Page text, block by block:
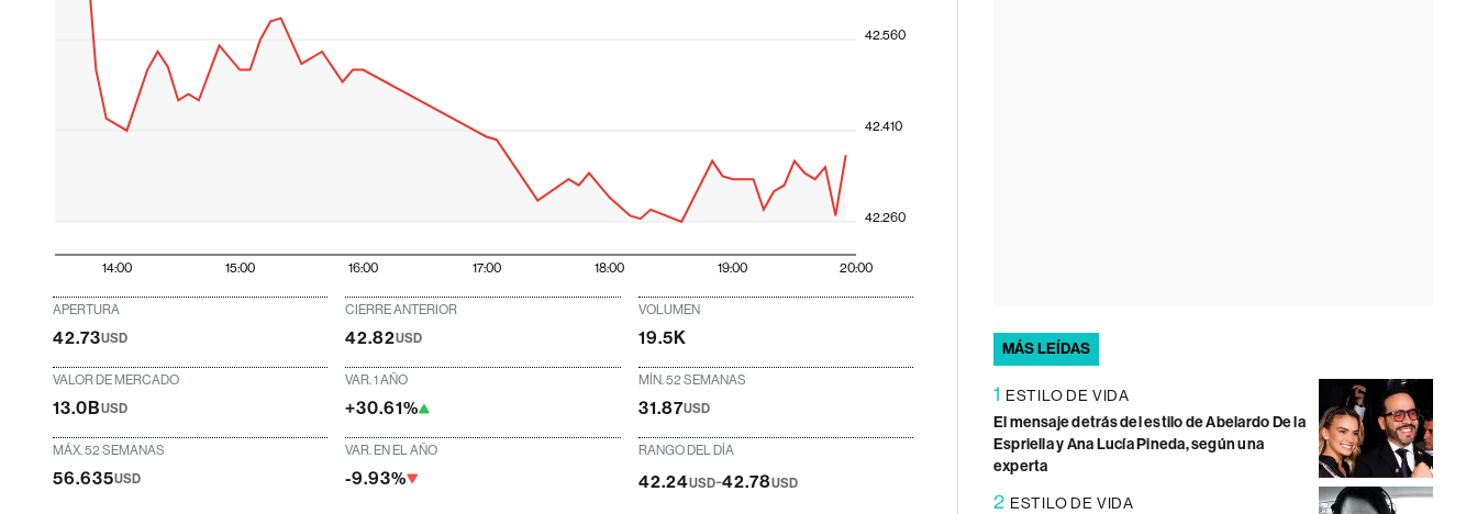
14:00 15:00 16:00 17:00 18:00 19:00 20:00
42.260
42.410
42.560
APERTURA
42.73USD
CIERRE ANTERIOR
42.82USD
VOLUMEN
19.5K
VALOR DE MERCADO
13.0BUSD
VAR. 1 AÑO
+30.61%
MÍN. 52 SEMANAS
31.87USD
MÁX. 52 SEMANAS
56.635USD
VAR. EN EL AÑO
-9.93%
RANGO DEL DÍA
42.24USD-42.78USD
MÁS LEÍDAS
1 ESTILO DE VIDA
El mensaje detrás del estilo de Abelardo De la
Espriella y Ana Lucía Pineda, según una
experta
2 ESTILO DE VIDA